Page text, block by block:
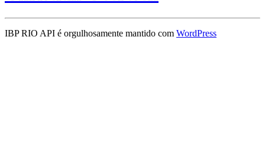
IBP RIO API é orgulhosamente mantido com WordPress